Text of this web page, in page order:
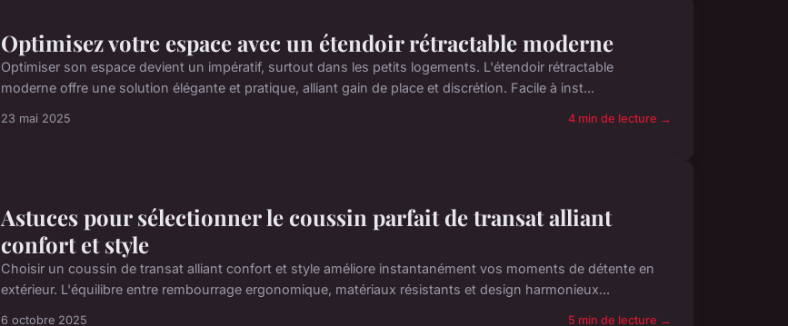
Optimisez votre espace avec un étendoir rétractable moderne
Optimiser son espace devient un impératif, surtout dans les petits logements. L'étendoir rétractable
moderne offre une solution élégante et pratique, alliant gain de place et discrétion. Facile à inst...
23 mai 2025 4 min de lecture →
Astuces pour sélectionner le coussin parfait de transat alliant
confort et style
Choisir un coussin de transat alliant confort et style améliore instantanément vos moments de détente en
extérieur. L'équilibre entre rembourrage ergonomique, matériaux résistants et design harmonieux...
6 octobre 2025 5 min de lecture →